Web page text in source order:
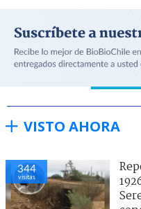
VISTO AHORA
344
visitas